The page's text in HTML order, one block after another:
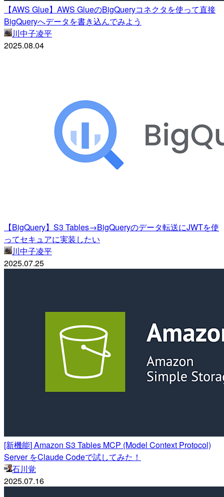
【AWS Glue】AWS GlueのBigQueryコネクタを使って直接
BigQueryへデータを書き込んでみよう
川中子凌平
2025.08.04
【BigQuery】S3 Tables→BigQueryのデータ転送にJWTを使
ってセキュアに実装したい
川中子凌平
2025.07.25
[新機能] Amazon S3 Tables MCP (Model Context Protocol)
Server をClaude Codeで試してみた！
石川覚
2025.07.16